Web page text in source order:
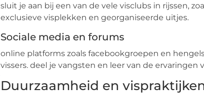
sluit je aan bij een van de vele visclubs in rijssen,
exclusieve visplekken en georganiseerde uitjes.
Sociale media en forums
online platforms zoals facebookgroepen en
vissers. deel je vangsten en leer van de ervaringen
Duurzaamheid en